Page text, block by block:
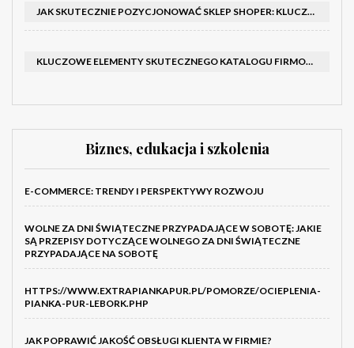
JAK SKUTECZNIE POZYCJONOWAĆ SKLEP SHOPER: KLUCZOWE KROKI I STRATEGIE
KLUCZOWE ELEMENTY SKUTECZNEGO KATALOGU FIRMOWEGO I BROSZURY
Biznes, edukacja i szkolenia
E-COMMERCE: TRENDY I PERSPEKTYWY ROZWOJU
WOLNE ZA DNI ŚWIĄTECZNE PRZYPADAJĄCE W SOBOTĘ: JAKIE
SĄ PRZEPISY DOTYCZĄCE WOLNEGO ZA DNI ŚWIĄTECZNE
PRZYPADAJĄCE NA SOBOTĘ
HTTPS://WWW.EXTRAPIANKAPUR.PL/POMORZE/OCIEPLENIA-
PIANKA-PUR-LEBORK.PHP
JAK POPRAWIĆ JAKOŚĆ OBSŁUGI KLIENTA W FIRMIE?